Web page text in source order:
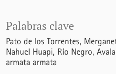
Palabras clave
Pato de los Torrentes
Nahuel Huapi Río Negro
armata armata